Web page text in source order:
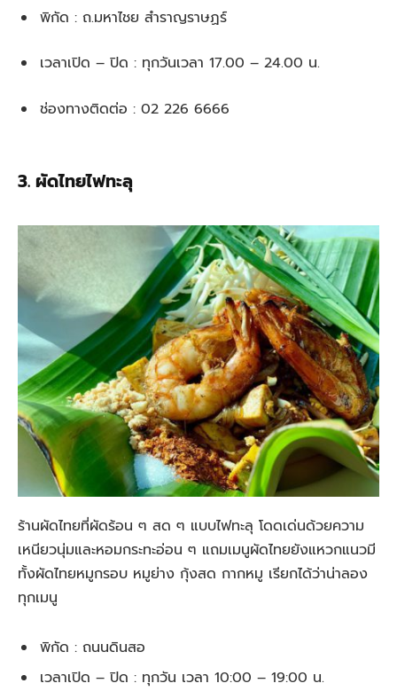
พิกัด : ถ.มหาไชย สำราญราษฏร์
เวลาเปิด – ปิด : ทุกวันเวลา 17.00 – 24.00 น.
ช่องทางติดต่อ : 02 226 6666
3. ผัดไทยไฟทะลุ
ร้านผัดไทยที่ผัดร้อน ๆ สด ๆ แบบไฟทะลุ โดดเด่นด้วยความ
เหนียวนุ่มและหอมกระทะอ่อน ๆ แถมเมนูผัดไทยยังแหวกแนวมี
ทั้งผัดไทยหมูกรอบ หมูย่าง กุ้งสด กากหมู เรียกได้ว่าน่าลอง
ทุกเมนู
พิกัด : ถนนดินสอ
เวลาเปิด – ปิด : ทุกวัน เวลา 10:00 – 19:00 น.